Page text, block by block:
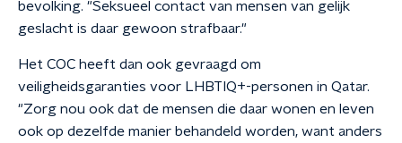
bevolking. "Seksueel contact van mensen van gelijk
geslacht is daar gewoon strafbaar."
Het COC heeft dan ook gevraagd om
veiligheidsgaranties voor LHBTIQ+-personen in Qatar.
"Zorg nou ook dat de mensen die daar wonen en leven
ook op dezelfde manier behandeld worden, want anders